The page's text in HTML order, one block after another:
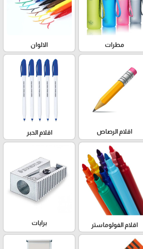
مطرات الالوان
اقلام الرصاص اقلام الحبر
اقلام الفولوماستر برايات